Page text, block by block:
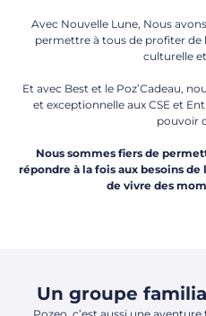
Avec Nouvelle Lune, Nous
permettre à tous de profiter de
culturelle
Et avec Best et le Poz’Cadeau,
et exceptionnelle aux CSE et
pouvoir
Nous sommes fiers de
répondre à la fois aux besoins
de vivre des
Un groupe